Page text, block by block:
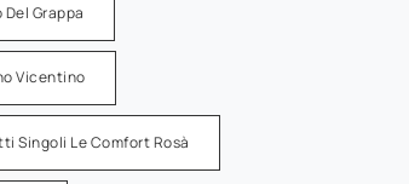
Grappa
Vicentino
Singoli Le Comfort Rosà